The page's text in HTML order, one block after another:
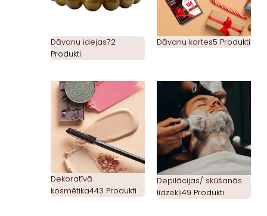
Dāvanu idejas72
Produkti
Dāvanu kartes5 Produkti
Dekoratīvā
kosmētika443 Produkti
Depilācijas/ skūšanās
līdzekļi49 Produkti